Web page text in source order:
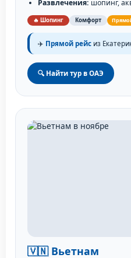
Развлечения: шопинг,
🔥 Шопинг Комфорт
✈️ Прямой рейс из
🔍 Найти тур в ОАЭ
🇻🇳 Вьетнам